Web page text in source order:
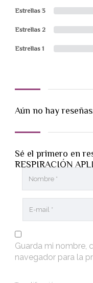
Estrellas 3
Estrellas 2
Estrellas 1
Aún no hay
Sé el primero en
RESPIRACIÓN
Guarda mi nombre,
navegador para la